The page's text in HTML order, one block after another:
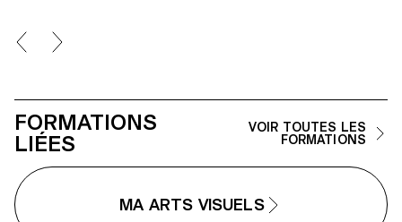
FORMATIONS
LIÉES
VOIR TOUTES LES
FORMATIONS
MA ARTS VISUELS